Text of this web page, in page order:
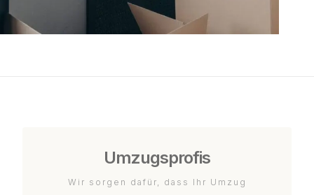
Umzugsprofis
Wir sorgen dafür, dass Ihr Umzug